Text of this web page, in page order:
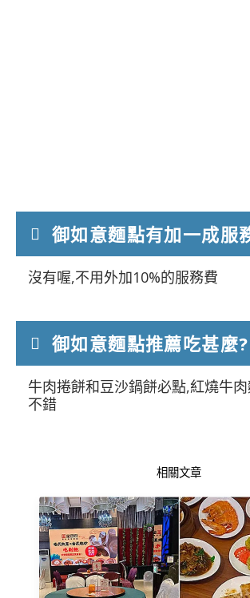
御如意麵點有加一成服
沒有喔,不用外加10%的服務費
御如意麵點推薦吃甚麼?
牛肉捲餅和豆沙鍋餅必點,紅燒牛
不錯
相關文章